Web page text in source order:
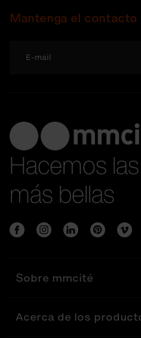
Mantenga el
Hacemos
más bellas
Sobre mmcité
Acerca de los